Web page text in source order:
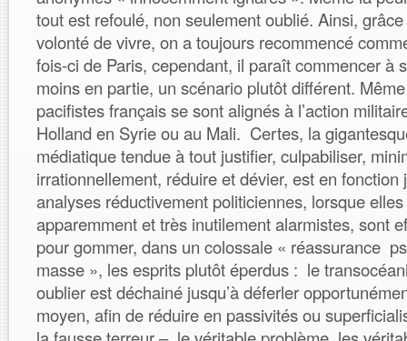
tout est refoulé, non seulement oublié. Ainsi, grâce
volonté de vivre, on a toujours recommencé
fois-ci de Paris, cependant, il paraît commencer à
moins en partie, un scénario plutôt différent.
pacifistes français se sont alignés à l’action
Holland en Syrie ou au Mali. Certes, la
médiatique tendue à tout justifier, culpabiliser,
irrationnellement, réduire et dévier, est en
analyses réductivement politiciennes, lorsque
apparemment et très inutilement alarmistes, sont
pour gommer, dans un colossale « réassurance
masse », les esprits plutôt éperdus : le
oublier est déchainé jusqu’à déferler
moyen, afin de réduire en passivités ou